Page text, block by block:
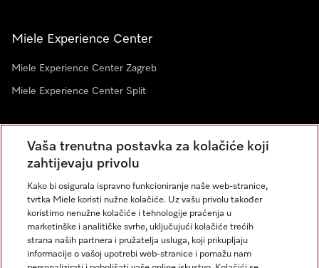
Miele Experience Center
Miele Experience Center Zagreb
Miele Experience Center Split
Newsletter
Vaša trenutna postavka za kolačiće koji
zahtijevaju privolu
Kako bi osigurala ispravno funkcioniranje naše web-stranice,
tvrtka Miele koristi nužne kolačiće. Uz vašu privolu također
koristimo nenužne kolačiće i tehnologije praćenja u
marketinške i analitičke svrhe, uključujući kolačiće trećih
strana naših partnera i pružatelja usluga, koji prikupljaju
informacije o vašoj upotrebi web-stranice i pomažu nam